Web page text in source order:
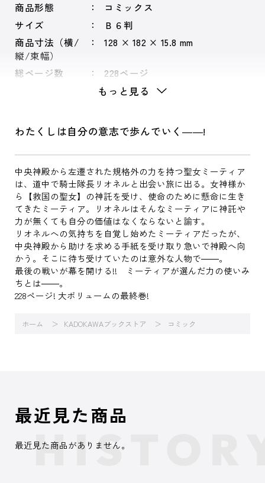
商品形態
コミックス
サイズ
Ｂ６判
商品寸法（横/
縦/束幅）
128 × 182 × 15.8 mm
総ページ数 228ページ
もっと見る
わたくしは自分の意志で歩んでいく――!
中央神殿から左遷された規格外の力を持つ聖女ミーティア
は、道中で騎士隊長リオネルと出会い旅に出る。女神様か
ら【救国の聖女】の神託を受け、使命のために懸命に生き
てきたミーティア。リオネルはそんなミーティアに神託や
力が無くても自分の価値はなくならないと諭す。
リオネルへの気持ちを自覚し始めたミーティアだったが、
中央神殿から助けを求める手紙を受け取り急いで神殿へ向
かう。そこに待ち受けていたのは意外な人物で――。
最後の戦いが幕を開ける!! ミーティアが選んだ力の使いみ
ちとは――。
228ページ! 大ボリュームの最終巻!
ホーム KADOKAWAブックストア コミック
最近見た商品
最近見た商品がありません。